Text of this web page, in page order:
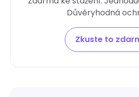
Důvěryhodná
Zkuste to